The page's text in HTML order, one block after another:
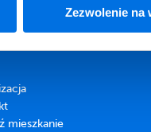
Zezwolenie na
mieszkanie